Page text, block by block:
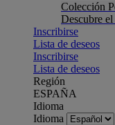
Colección
Descubre
Inscribirse
Lista de deseos
Inscribirse
Lista de deseos
Región
ESPAÑA
Idioma
Idioma